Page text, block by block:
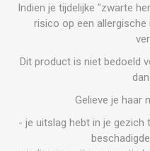
Indien je tijdelijke "zwarte
risico op een
Dit product is niet bedoeld
Gelieve je haar
- je uitslag hebt in je